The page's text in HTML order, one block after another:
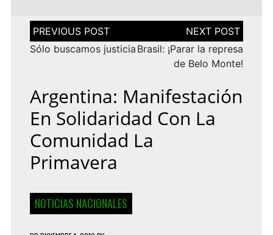
Navegación
de
entradas
Sólo buscamos justicia Brasil: ¡Parar la represa
de Belo Monte!
Argentina: Manifestación
En Solidaridad Con La
Comunidad La
Primavera
NOTICIAS NACIONALES